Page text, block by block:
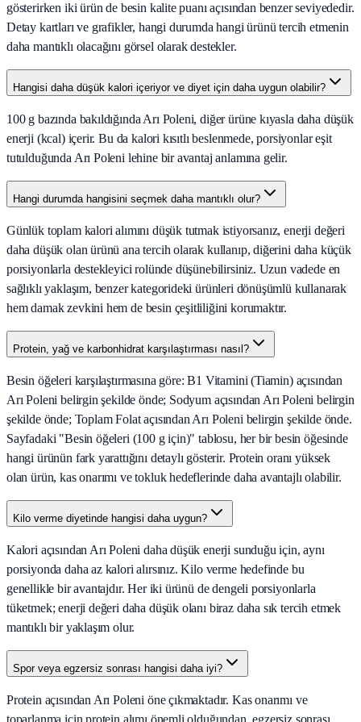
gösterirken iki ürün de besin kalite puanı açısından benzer seviyededir.
Detay kartları ve grafikler, hangi durumda hangi ürünü tercih etmenin
daha mantıklı olacağını görsel olarak destekler.
Hangisi daha düşük kalori içeriyor ve diyet için daha uygun olabilir?
100 g bazında bakıldığında Arı Poleni, diğer ürüne kıyasla daha düşük
enerji (kcal) içerir. Bu da kalori kısıtlı beslenmede, porsiyonlar eşit
tutulduğunda Arı Poleni lehine bir avantaj anlamına gelir.
Hangi durumda hangisini seçmek daha mantıklı olur?
Günlük toplam kalori alımını düşük tutmak istiyorsanız, enerji değeri
daha düşük olan ürünü ana tercih olarak kullanıp, diğerini daha küçük
porsiyonlarla destekleyici rolünde düşünebilirsiniz. Uzun vadede en
sağlıklı yaklaşım, benzer kategorideki ürünleri dönüşümlü kullanarak
hem damak zevkini hem de besin çeşitliliğini korumaktır.
Protein, yağ ve karbonhidrat karşılaştırması nasıl?
Besin öğeleri karşılaştırmasına göre: B1 Vitamini (Tiamin) açısından
Arı Poleni belirgin şekilde önde; Sodyum açısından Arı Poleni belirgin
şekilde önde; Toplam Folat açısından Arı Poleni belirgin şekilde önde.
Sayfadaki "Besin öğeleri (100 g için)" tablosu, her bir besin öğesinde
hangi ürünün fark yarattığını detaylı gösterir. Protein oranı yüksek
olan ürün, kas onarımı ve tokluk hedeflerinde daha avantajlı olabilir.
Kilo verme diyetinde hangisi daha uygun?
Kalori açısından Arı Poleni daha düşük enerji sunduğu için, aynı
porsiyonda daha az kalori alırsınız. Kilo verme hedefinde bu
genellikle bir avantajdır. Her iki ürünü de dengeli porsiyonlarla
tüketmek; enerji değeri daha düşük olanı biraz daha sık tercih etmek
mantıklı bir yaklaşım olur.
Spor veya egzersiz sonrası hangisi daha iyi?
Protein açısından Arı Poleni öne çıkmaktadır. Kas onarımı ve